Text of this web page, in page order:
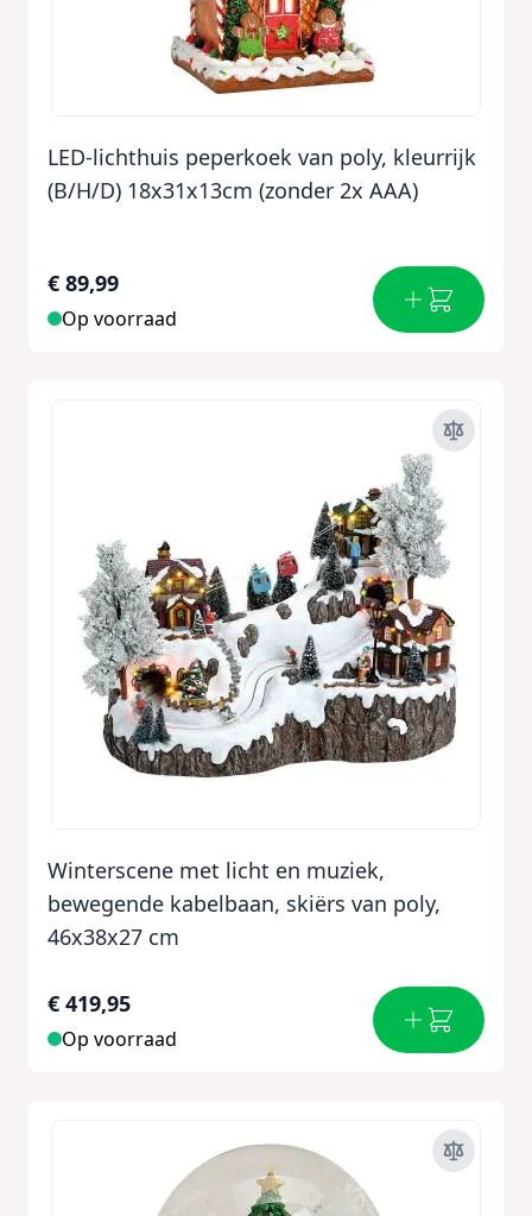
LED-lichthuis peperkoek van poly, kleurrijk
(B/H/D) 18x31x13cm (zonder 2x AAA)
€ 89,99
Op voorraad
Winterscene met licht en muziek,
bewegende kabelbaan, skiërs van poly,
46x38x27 cm
€ 419,95
Op voorraad